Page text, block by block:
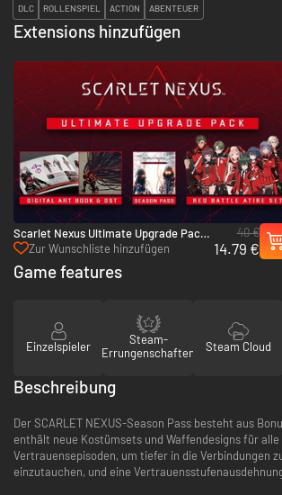
DLC ROLLENSPIEL ACTION ABENTEUER
Extensions hinzufügen
Scarlet Nexus Ultimate Upgrade Pack
- PC (Steam)
Zur Wunschliste hinzufügen
40 €
14.79 €
Game features
Einzelspieler
Steam-
Errungenschaften
Steam Cloud
Beschreibung
Der SCARLET NEXUS-Season Pass besteht aus
enthält neue Kostümsets und Waffendesigns für
Vertrauensepisoden, um tiefer in die Verbindungen
einzutauchen, und eine